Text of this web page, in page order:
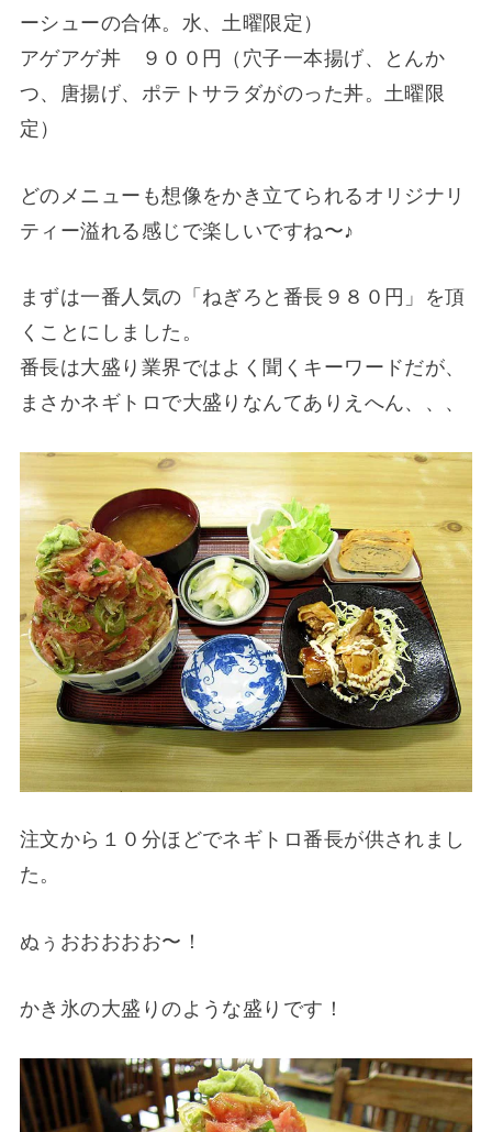
ーシューの合体。水、土曜限定）
アゲアゲ丼 ９００円（穴子一本揚げ、とんか
つ、唐揚げ、ポテトサラダがのった丼。土曜限
定）
どのメニューも想像をかき立てられるオリジナリ
ティー溢れる感じで楽しいですね〜♪
まずは一番人気の「ねぎろと番長９８０円」を頂
くことにしました。
番長は大盛り業界ではよく聞くキーワードだが、
まさかネギトロで大盛りなんてありえへん、、、
注文から１０分ほどでネギトロ番長が供されまし
た。
ぬぅおおおおお〜！
かき氷の大盛りのような盛りです！